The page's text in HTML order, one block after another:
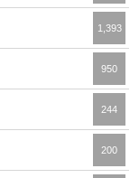
1,393
950
244
200